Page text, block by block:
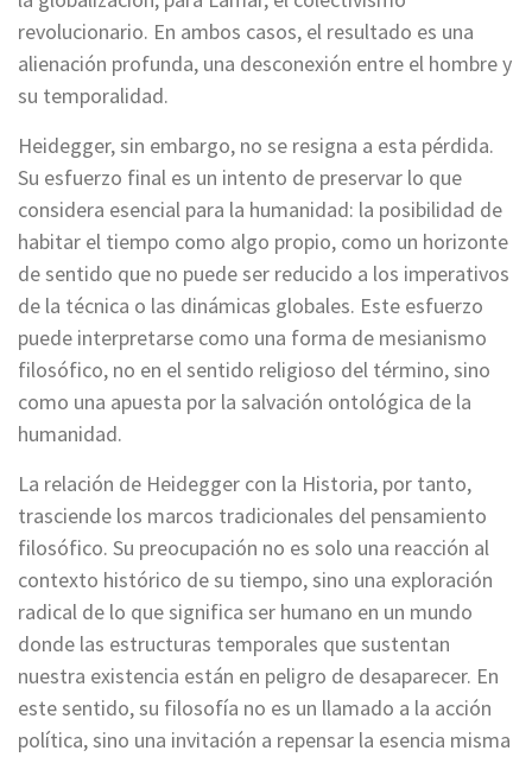
revolucionario. En ambos casos, el resultado es una
alienación profunda, una desconexión entre el hombre y
su temporalidad.
Heidegger, sin embargo, no se resigna a esta pérdida.
Su esfuerzo final es un intento de preservar lo que
considera esencial para la humanidad: la posibilidad de
habitar el tiempo como algo propio, como un horizonte
de sentido que no puede ser reducido a los imperativos
de la técnica o las dinámicas globales. Este esfuerzo
puede interpretarse como una forma de mesianismo
filosófico, no en el sentido religioso del término, sino
como una apuesta por la salvación ontológica de la
humanidad.
La relación de Heidegger con la Historia, por tanto,
trasciende los marcos tradicionales del pensamiento
filosófico. Su preocupación no es solo una reacción al
contexto histórico de su tiempo, sino una exploración
radical de lo que significa ser humano en un mundo
donde las estructuras temporales que sustentan
nuestra existencia están en peligro de desaparecer. En
este sentido, su filosofía no es un llamado a la acción
política, sino una invitación a repensar la esencia misma